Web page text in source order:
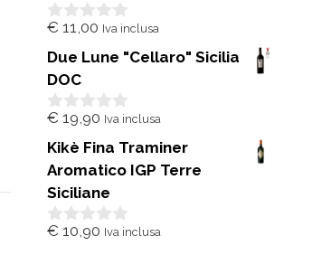
0
u
5
€ 11,00 Iva inclusa
Due Lune "Cellaro" Sicilia
DOC
0
u
5
€ 19,90 Iva inclusa
Kikè Fina Traminer
Aromatico IGP Terre
Siciliane
0
€ 10,90 Iva inclusa